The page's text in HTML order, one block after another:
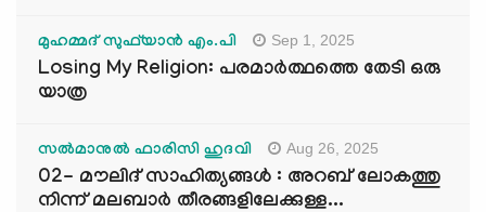
മുഹമ്മദ് സുഫ്‌യാൻ എം.പി Sep 1, 2025
Losing My Religion: പരമാർത്ഥത്തെ തേടി ഒരു
യാത്ര
സൽമാനുൽ ഫാരിസി ഹുദവി Aug 26, 2025
02- മൗലിദ് സാഹിത്യങ്ങൾ : അറബ് ലോകത്തു
നിന്ന് മലബാർ തീരങ്ങളിലേക്കുള്ള...